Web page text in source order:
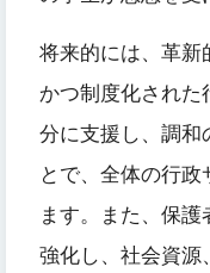
将来的には、革新
かつ制度化され
分に支援し、調和
とで、全体の行
ます。また、保
強化し、社会資